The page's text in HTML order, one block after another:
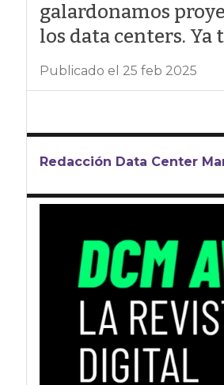
galardonamos
los data centers.
Publicado el 25 feb 2025
Redacción Data Center